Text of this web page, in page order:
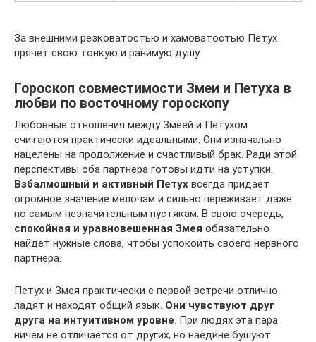
За внешними резковатостью и хамоватостью Петух
прячет свою тонкую и ранимую душу
Гороскоп совместимости Змеи и Петуха в
любви по восточному гороскопу
Любовные отношения между Змеей и Петухом
считаются практически идеальными. Они изначально
нацелены на продолжение и счастливый брак. Ради этой
перспективы оба партнера готовы идти на уступки.
Взбалмошный и активный Петух всегда придает
огромное значение мелочам и сильно переживает даже
по самым незначительным пустякам. В свою очередь,
спокойная и уравновешенная Змея обязательно
найдет нужные слова, чтобы успокоить своего нервного
партнера.
Петух и Змея практически с первой встречи отлично
ладят и находят общий язык. Они чувствуют друг
друга на интуитивном уровне . При людях эта пара
ничем не отличается от других, но наедине бушуют